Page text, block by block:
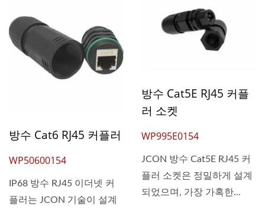
방수 Cat6 RJ45 커플러
WP50600154
IP68 방수 RJ45 이더넷 커
플러는 JCON 기술이 설계
방수 Cat5E RJ45 커플
러 소켓
WP995E0154
JCON 방수 Cat5E RJ45 커
플러 소켓은 정밀하게 설계
되었으며, 가장 가혹한...